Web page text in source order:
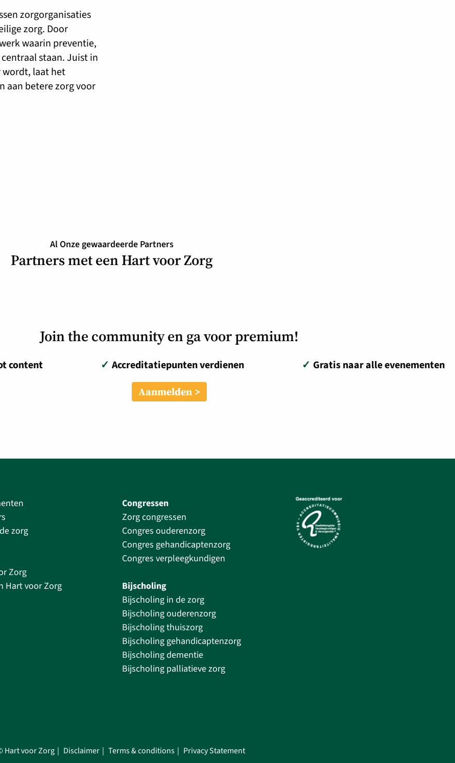
zorgorganisaties
zorg. Door
waarin preventie,
staan. Juist in
wordt, laat het
aan betere zorg voor
Al Onze gewaardeerde Partners
Partners met een Hart voor Zorg
Join the community en ga voor premium!
content ✓ Accreditatiepunten verdienen ✓ Gratis naar alle evenementen
Aanmelden
zorg
Zorg
Hart voor Zorg
Congressen
Zorg congressen
Congres ouderenzorg
Congres gehandicaptenzorg
Congres verpleegkundigen
Bijscholing
Bijscholing in de zorg
Bijscholing ouderenzorg
Bijscholing thuiszorg
Bijscholing gehandicaptenzorg
Bijscholing dementie
Bijscholing palliatieve zorg
Hart voor Zorg Disclaimer Terms & conditions Privacy Statement